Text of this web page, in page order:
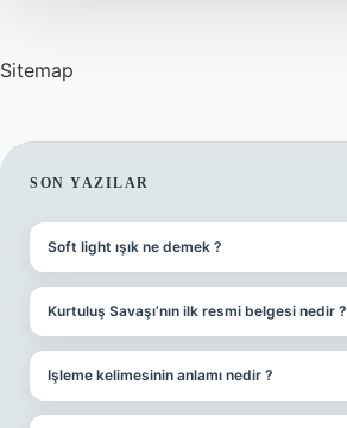
Sitemap
SIDEBAR
SON YAZILAR
Soft light ışık ne demek ?
Kurtuluş Savaşı’nın ilk resmi belgesi nedir ?
Işleme kelimesinin anlamı nedir ?